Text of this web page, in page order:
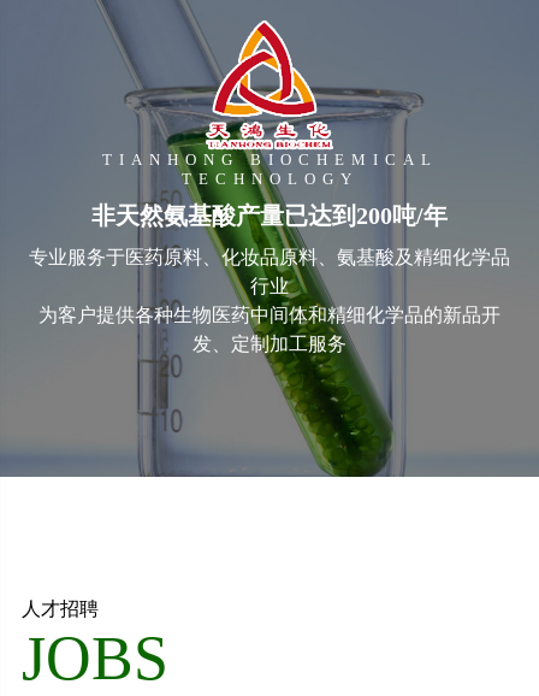
TIANHONG BIOCHEMICAL
TECHNOLOGY
非天然氨基酸产量已达到200吨/年
专业服务于医药原料、化妆品原料、氨基酸及精细化学品
行业
为客户提供各种生物医药中间体和精细化学品的新品开
发、定制加工服务
人才招聘
JOBS